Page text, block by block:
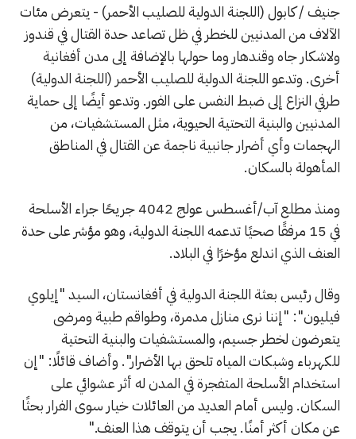
جنيف / كابول (اللجنة الدولية للصليب الأحمر) - يتعرض مئات
الآلاف من المدنيين للخطر في ظل تصاعد حدة القتال في قندوز
ولاشكار جاه وقندهار وما حولها بالإضافة إلى مدن أفغانية
أخرى. وتدعو اللجنة الدولية للصليب الأحمر (اللجنة الدولية)
طرفي النزاع إلى ضبط النفس على الفور. وتدعو أيضًا إلى حماية
المدنيين والبنية التحتية الحيوية، مثل المستشفيات، من
الهجمات وأي أضرار جانبية ناجمة عن القتال في المناطق
المأهولة بالسكان.
ومنذ مطلع آب/أغسطس عولج 4042 جريحًا جراء الأسلحة
في 15 مرفقًا صحيًا تدعمه اللجنة الدولية، وهو مؤشر على حدة
العنف الذي اندلع مؤخرًا في البلاد.
وقال رئيس بعثة اللجنة الدولية في أفغانستان، السيد "إيلوي
فيليون": "إننا نرى منازل مدمرة، وطواقم طبية ومرضى
يتعرضون لخطر جسيم، والمستشفيات والبنية التحتية
للكهرباء وشبكات المياه تلحق بها الأضرار". وأضاف قائلًا: "إن
استخدام الأسلحة المتفجرة في المدن له أثر عشوائي على
السكان. وليس أمام العديد من العائلات خيار سوى الفرار بحثًا
عن مكان أكثر أمنًا. يجب أن يتوقف هذا العنف."